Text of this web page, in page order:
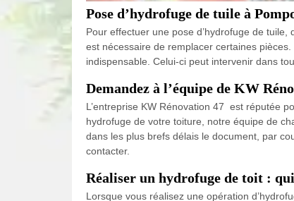
Pose d’hydrofuge de tuile à
Pour effectuer une pose d’hydrofuge de
est nécessaire de remplacer certaines
indispensable. Celui-ci peut intervenir dans
Demandez à l’équipe de KW
L’entreprise KW Rénovation 47 est réputée
hydrofuge de votre toiture, notre équipe de
dans les plus brefs délais le document, par
contacter.
Réaliser un hydrofuge de toit :
Lorsque vous réalisez une opération